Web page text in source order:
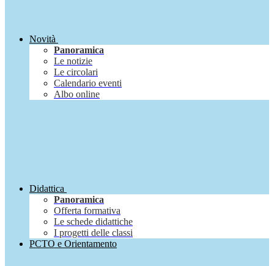
Novità
Panoramica
Le notizie
Le circolari
Calendario eventi
Albo online
Didattica
Panoramica
Offerta formativa
Le schede didattiche
I progetti delle classi
PCTO e Orientamento